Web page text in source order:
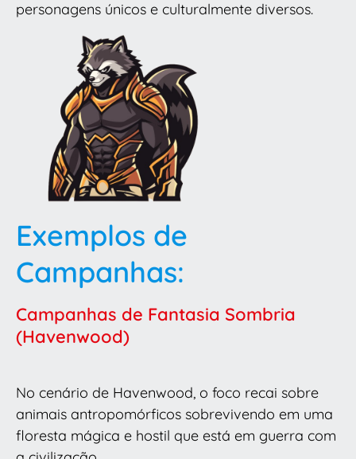
personagens únicos e culturalmente diversos.
Exemplos de
Campanhas:
Campanhas de Fantasia Sombria
(Havenwood)
No cenário de Havenwood, o foco recai sobre
animais antropomórficos sobrevivendo em uma
floresta mágica e hostil que está em guerra com